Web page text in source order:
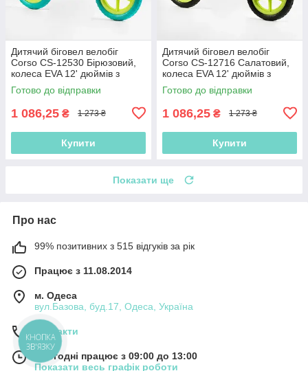
Дитячий біговел велобіг
Corso CS-12530 Бірюзовий,
колеса EVA 12' дюймів з
нейлоновою рамою та
вилкою
Готово до відправки
1 086,25 ₴ 1 273 ₴
Купити
Дитячий біговел велобіг
Corso CS-12716 Салатовий,
колеса EVA 12' дюймів з
нейлоновою рамою та
вилкою
Готово до відправки
1 086,25 ₴ 1 273 ₴
Купити
Показати ще
Про нас
99% позитивних з 515 відгуків за рік
Працює з 11.08.2014
м. Одеса
вул.Базова, буд.17, Одеса, Україна
Контакти
Сьогодні працює з 09:00 до 13:00
Показати весь графік роботи
КНОПКА
ЗВ'ЯЗКУ